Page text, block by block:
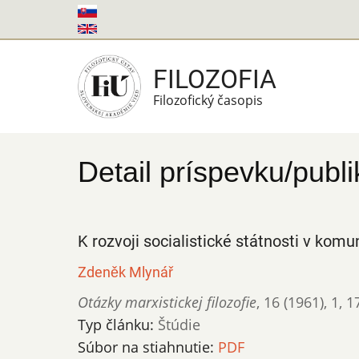
na
FILOZOFIA
Filozofický časopis
Detail príspevku/
K rozvoji socialistické státnosti v
Zdeněk Mlynář
Otázky marxistickej filozofie, 16 (1961), 1,
Typ článku: Štúdie
Súbor na stiahnutie: PDF